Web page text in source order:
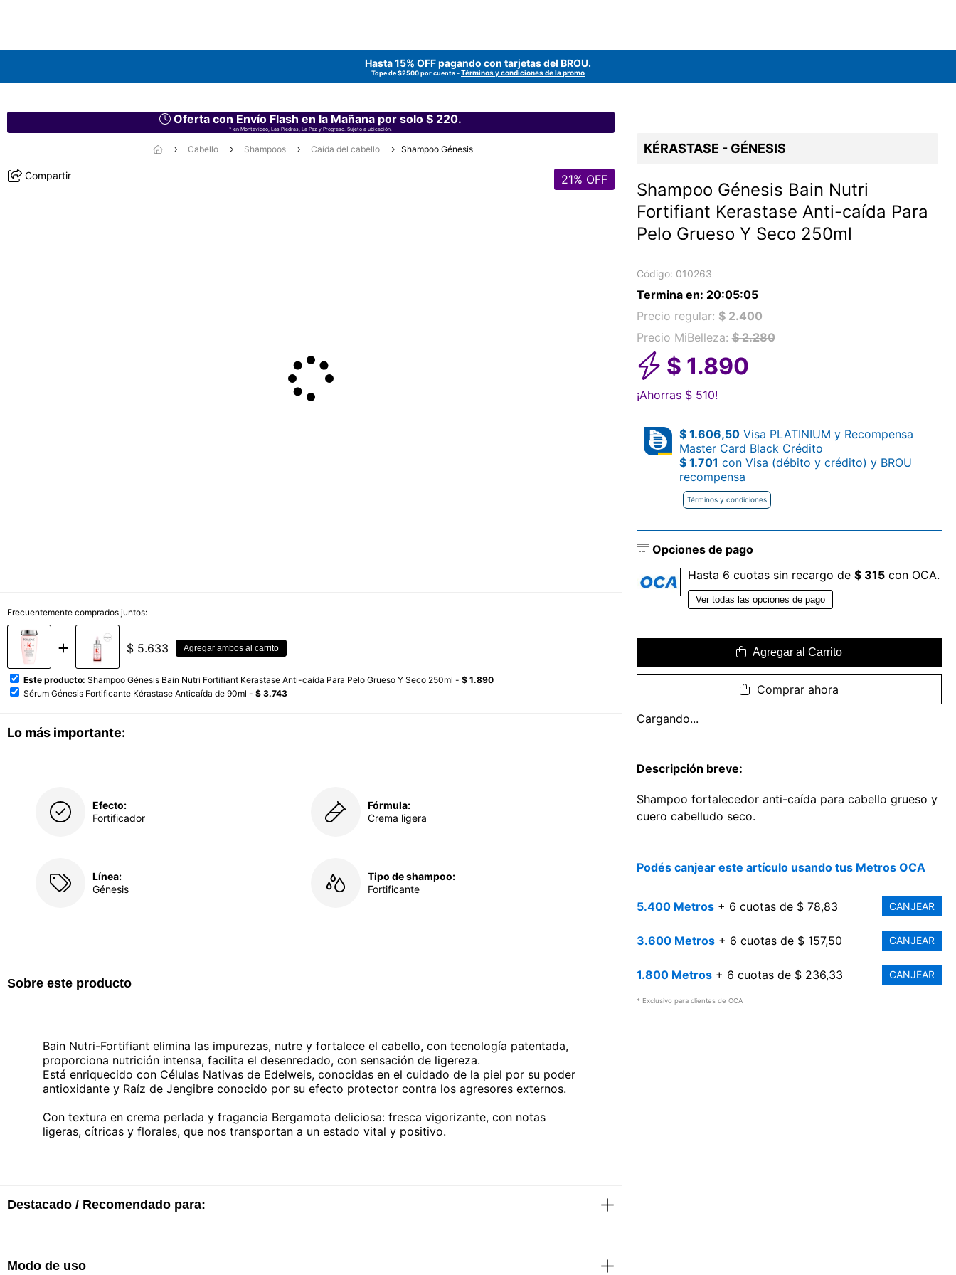
Hasta 15% OFF pagando con tarjetas del BROU.
Tope de $2500 por cuenta -Términos y condiciones de la promo
Oferta con Envío Flash en la Mañana por solo $ 220.
* en Montevideo, Las Piedras, La Paz y Progreso. Sujeto a ubicación.
Cabello Shampoos Caída del cabello Shampoo Génesis
Compartir 21% OFF
Frecuentemente comprados juntos:
$ 5.633 Agregar ambos al carrito
Este producto: Shampoo Génesis Bain Nutri Fortifiant Kerastase Anti-caída Para Pelo Grueso Y Seco 250ml - $ 1.890
Sérum Génesis Fortificante Kérastase Anticaída de 90ml - $ 3.743
Lo más importante:
Efecto:
Fortificador
Fórmula:
Crema ligera
Línea:
Génesis
Tipo de shampoo:
Fortificante
Sobre este producto
Bain Nutri-Fortifiant elimina las impurezas, nutre y fortalece el cabello, con tecnología patentada,
proporciona nutrición intensa, facilita el desenredado, con sensación de ligereza.
Está enriquecido con Células Nativas de Edelweis, conocidas en el cuidado de la piel por su poder
antioxidante y Raíz de Jengibre conocido por su efecto protector contra los agresores externos.
Con textura en crema perlada y fragancia Bergamota deliciosa: fresca vigorizante, con notas
ligeras, cítricas y florales, que nos transportan a un estado vital y positivo.
Destacado / Recomendado para:
· 93,3% menos de rotura*
Modo de uso
KÉRASTASE - GÉNESIS
Shampoo Génesis Bain Nutri
Fortifiant Kerastase Anti-caída Para
Pelo Grueso Y Seco 250ml
Código: 010263
Termina en: 20:05:05
Precio regular:$ 2.400
Precio MiBelleza:$ 2.280
$ 1.890
¡Ahorras $ 510!
$ 1.606,50Visa PLATINIUM y Recompensa
Master Card Black Crédito
$ 1.701 con Visa (débito y crédito) y BROU
recompensa
Términos y condiciones
Opciones de pago
Hasta 6 cuotas sin recargo de $ 315con OCA.
Ver todas las opciones de pago
Agregar al Carrito
Comprar ahora
Cargando...
Descripción breve:
Shampoo fortalecedor anti-caída para cabello grueso y
cuero cabelludo seco.
Podés canjear este artículo usando tus Metros OCA
5.400 Metros+ 6 cuotas de $ 78,83 CANJEAR
3.600 Metros+ 6 cuotas de $ 157,50 CANJEAR
1.800 Metros+ 6 cuotas de $ 236,33 CANJEAR
* Exclusivo para clientes de OCA